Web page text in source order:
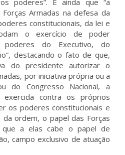
poderes”. E ainda que “a
Armadas na defesa da
constitucionais, da lei e
o exercício de poder
do Executivo, do
destacando o fato de que,
do presidente autorizar o
por iniciativa própria ou a
do Congresso Nacional, a
contra os próprios
os poderes constitucionais e
ordem, o papel das Forças
que a elas cabe o papel de
campo exclusivo de atuação